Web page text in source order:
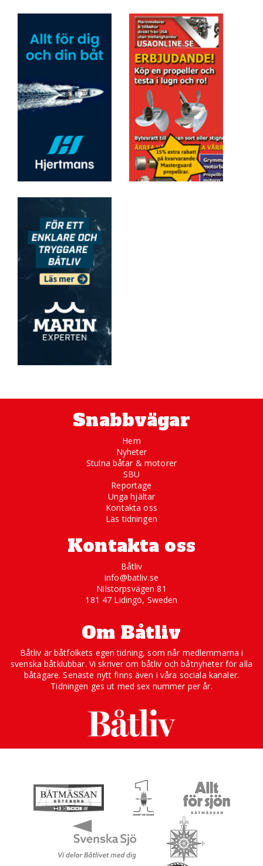
Snabbvägar
Hem
Nyheter
Stulna båtar & motorer
SBU
Reportage
Unga hjältar
Kontakta oss
Läs tidningen
Kontakta oss
Båtliv
info@batliv.se
Nilstorpsvägen 81
181 47 Lidingö, Sweden
Om Båtliv
Båtliv är båtfolkets egen tidning, som når medlemmarna i
svenska båtklubbar. Vi skriver om båtliv och båtnyheter för alla
båtägare. Senaste nytt finns även i våra sociala kanaler.
Tidningen ges ut med sex nummer per år.